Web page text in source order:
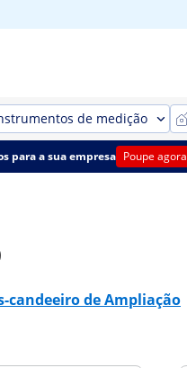
de medição
para a sua empresa Poupe agora
candeeiro de Ampliação